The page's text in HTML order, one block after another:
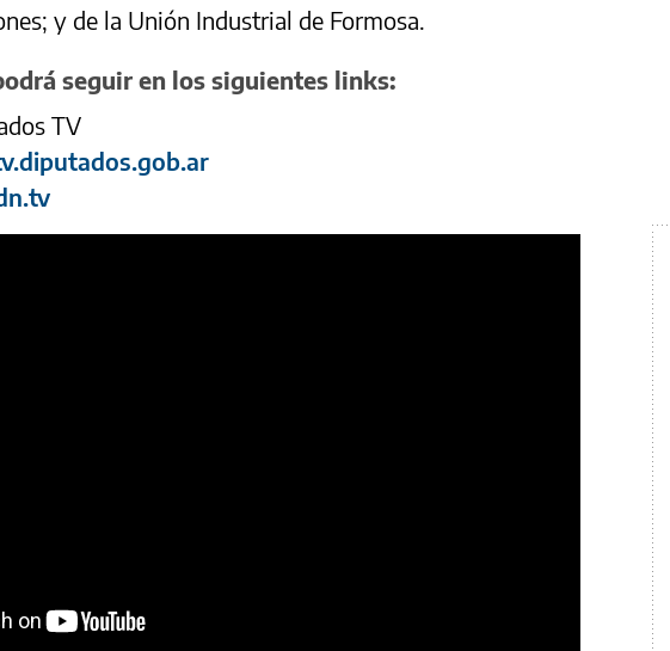
y de la Unión Industrial de Formosa.
seguir en los siguientes links:
TV